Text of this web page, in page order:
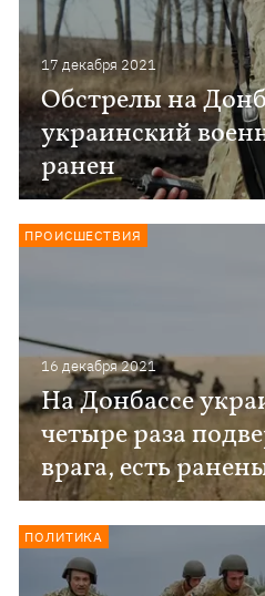
17 декабря 2021
Обстрелы на
украинский
ранен
16 декабря 2021
На Донбассе
четыре раза
врага, есть
ПРОИСШЕСТВИЯ
ПОЛИТИКА